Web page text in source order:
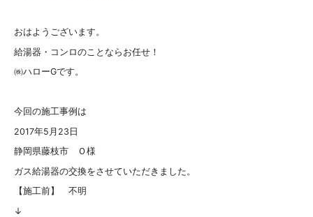
おはようございます。
給湯器・コンロのことならお任せ！
㈱ハローGです。
今回の施工事例は
2017年5月23日
静岡県藤枝市 Ｏ様
ガス給湯器の交換をさせていただきました。
【施工前】 不明
↓